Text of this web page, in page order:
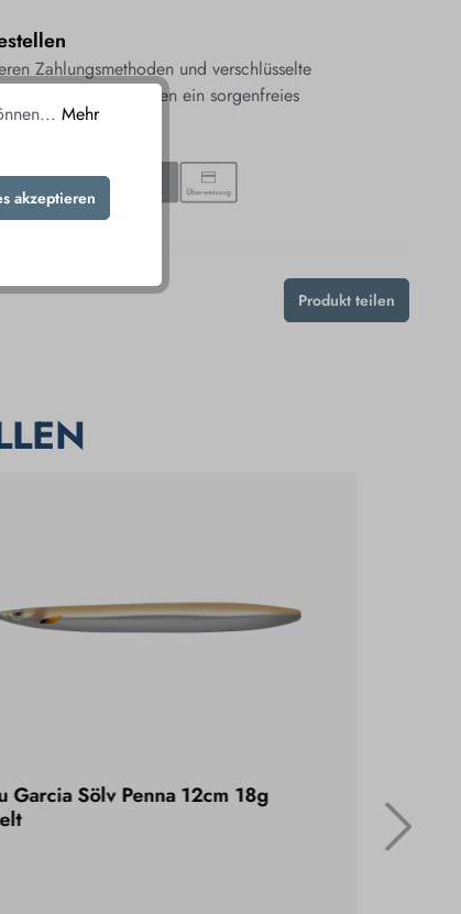
Zahlungsmethoden und verschlüsselte
gewährleisten wir Ihnen ein sorgenfreies
Produkt teilen
Garcia Sölv Penna 12cm 18g
Mehr
akzeptieren